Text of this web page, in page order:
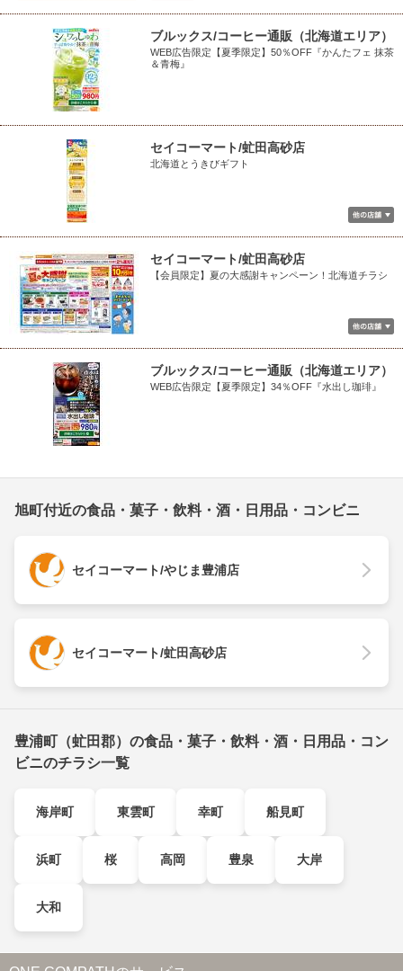
ブルックス/コーヒー通販（北海道エリア）
WEB広告限定【夏季限定】50％OFF『かんたフェ 抹茶
＆青梅』
セイコーマート/虻田高砂店
北海道とうきびギフト
セイコーマート/虻田高砂店
【会員限定】夏の大感謝キャンペーン！北海道チラシ
ブルックス/コーヒー通販（北海道エリア）
WEB広告限定【夏季限定】34％OFF『水出し珈琲』
旭町付近の食品・菓子・飲料・酒・日用品・コンビニ
セイコーマート/やじま豊浦店
セイコーマート/虻田高砂店
豊浦町（虻田郡）の食品・菓子・飲料・酒・日用品・コン
ビニのチラシ一覧
海岸町 東雲町 幸町 船見町
浜町 桜 高岡 豊泉 大岸
大和